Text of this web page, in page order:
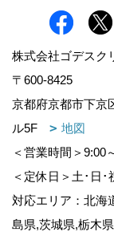
株式会社ゴデスク
〒600-8425
京都府京都市下京
ル5F
地図
＜営業時間＞9:00
＜定休日＞土･日･
対応エリア：北海
島県,茨城県,栃木